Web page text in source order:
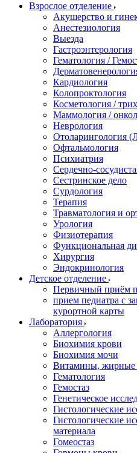
Взрослое отделение
Акушерство и
Анестезиология
Выезда
Гастроэнтерология
Гематология /
Кардиология
Колопроктология
Косметология /
Маммология /
Неврология
Отоларингология
Офтальмология
Психиатрия
Сердечно-
Сестринское дело
Сурдология
Терапия
Травматология и
Урология
Физиотерапия
Функциональная
Хирургия
Эндокринология
Детское отделение
Первичный приём
прием педиатра с
курортной карты
Лаборатория
Аллергология
Биохимия крови
Биохимия мочи
Витамины, жирные
Гематология
Гемостаз
Генетическое
Гистологические
Гистологические
материала
Гомеостаз